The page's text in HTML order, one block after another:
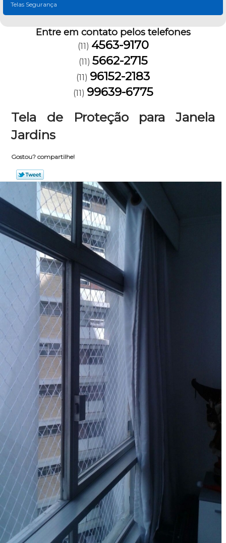
Telas Segurança
Entre em contato pelos telefones
(11) 4563-9170
(11) 5662-2715
(11) 96152-2183
(11) 99639-6775
Tela de Proteção para Janela
Jardins
Gostou? compartilhe!